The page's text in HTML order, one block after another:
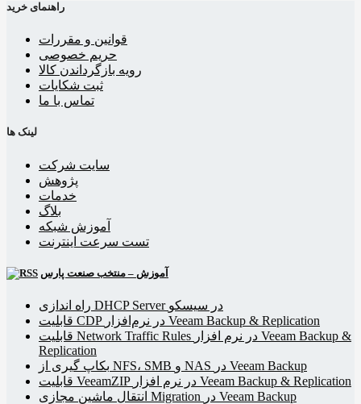
راهنمای خرید
قوانین و مقررات
حریم خصوصی
رویه بازگرداندن کالا
ثبت شکایات
تماس با ما
لینک ها
سایت شرکت
پژوهش
خدمات
بلاگ
آموزش شبکه
تست سرعت اینترنت
آموزش – منتخب صنعت پارس
راه اندازی DHCP Server در سیسکو
قابلیت CDP در نرم‌افزار Veeam Backup & Replication
قابلیت Network Traffic Rules در نرم افزار Veeam Backup &
Replication
بکاپ گیری از NFS، SMB و NAS در Veeam Backup
قابلیت VeeamZIP در نرم افزار Veeam Backup & Replication
انتقال ماشین مجازی Migration در Veeam Backup